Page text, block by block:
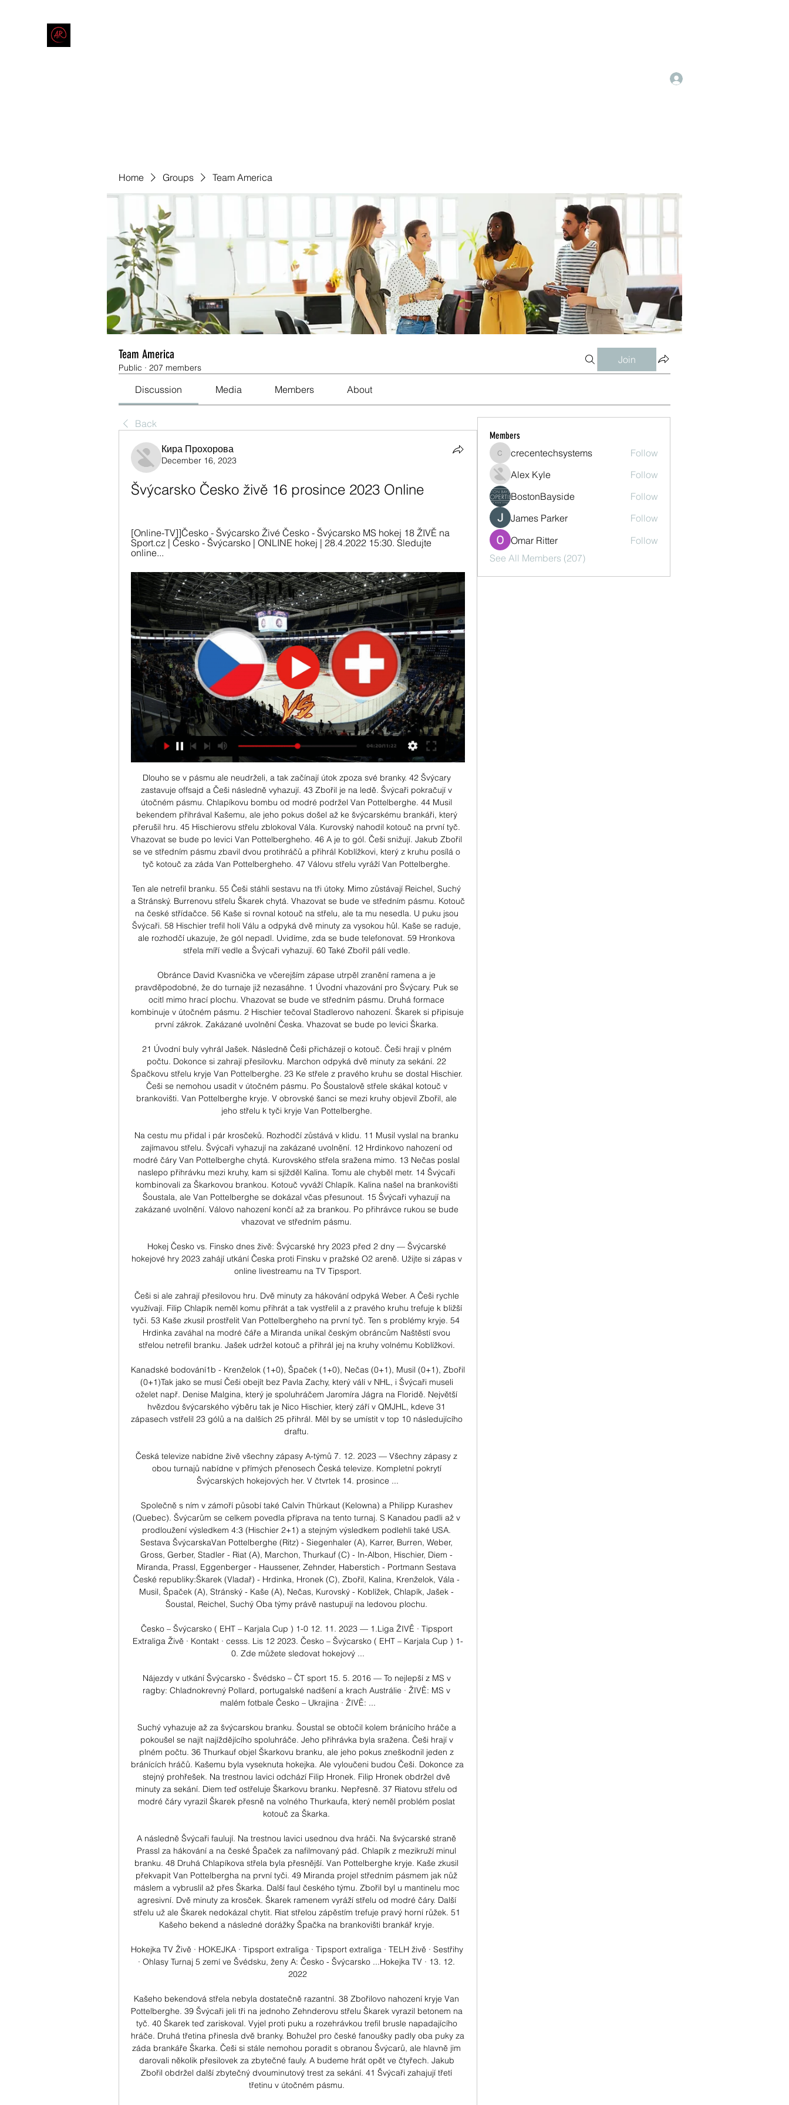
Home Groups Team America
Team America
Public · 207 members
Join
Discussion Media Members About
Back
Кира Прохорова
December 16, 2023
Švýcarsko Česko živě 16 prosince 2023 Online
[Online-TV]]Česko - Švýcarsko Živé Česko - Švýcarsko MS hokej 18 ŽIVĚ na
Sport.cz | Česko - Švýcarsko | ONLINE hokej | 28.4.2022 15:30. Sledujte
online...
Dlouho se v pásmu ale neudrželi, a tak začínají útok zpoza své branky. 42 Švýcary
zastavuje offsajd a Češi následně vyhazují. 43 Zbořil je na ledě. Švýcaři pokračují v
útočném pásmu. Chlapíkovu bombu od modré podržel Van Pottelberghe. 44 Musil
bekendem přihrával Kašemu, ale jeho pokus došel až ke švýcarskému brankáři, který
přerušil hru. 45 Hischierovu střelu zblokoval Vála. Kurovský nahodil kotouč na první tyč.
Vhazovat se bude po levici Van Pottelbergheho. 46 A je to gól. Češi snižují. Jakub Zbořil
se ve středním pásmu zbavil dvou protihráčů a přihrál Koblížkovi, který z kruhu posílá o
tyč kotouč za záda Van Pottelbergheho. 47 Válovu střelu vyráží Van Pottelberghe.
Ten ale netrefil branku. 55 Češi stáhli sestavu na tři útoky. Mimo zůstávají Reichel, Suchý
a Stránský. Burrenovu střelu Škarek chytá. Vhazovat se bude ve středním pásmu. Kotouč
na české střídačce. 56 Kaše si rovnal kotouč na střelu, ale ta mu nesedla. U puku jsou
Švýcaři. 58 Hischier trefil holí Válu a odpyká dvě minuty za vysokou hůl. Kaše se raduje,
ale rozhodčí ukazuje, že gól nepadl. Uvidíme, zda se bude telefonovat. 59 Hronkova
střela míří vedle a Švýcaři vyhazují. 60 Také Zbořil pálí vedle.
Obránce David Kvasnička ve včerejším zápase utrpěl zranění ramena a je
pravděpodobné, že do turnaje již nezasáhne. 1 Úvodní vhazování pro Švýcary. Puk se
ocitl mimo hrací plochu. Vhazovat se bude ve středním pásmu. Druhá formace
kombinuje v útočném pásmu. 2 Hischier tečoval Stadlerovo nahození. Škarek si připisuje
první zákrok. Zakázané uvolnění Česka. Vhazovat se bude po levici Škarka.
21 Úvodní buly vyhrál Jašek. Následně Češi přicházejí o kotouč. Češi hrají v plném
počtu. Dokonce si zahrají přesilovku. Marchon odpyká dvě minuty za sekání. 22
Špačkovu střelu kryje Van Pottelberghe. 23 Ke střele z pravého kruhu se dostal Hischier.
Češi se nemohou usadit v útočném pásmu. Po Šoustalově střele skákal kotouč v
brankovišti. Van Pottelberghe kryje. V obrovské šanci se mezi kruhy objevil Zbořil, ale
jeho střelu k tyči kryje Van Pottelberghe.
Na cestu mu přidal i pár krosčeků. Rozhodčí zůstává v klidu. 11 Musil vyslal na branku
zajímavou střelu. Švýcaři vyhazují na zakázané uvolnění. 12 Hrdinkovo nahození od
modré čáry Van Pottelberghe chytá. Kurovského střela sražena mimo. 13 Nečas poslal
naslepo přihrávku mezi kruhy, kam si sjížděl Kalina. Tomu ale chyběl metr. 14 Švýcaři
kombinovali za Škarkovou brankou. Kotouč vyváží Chlapík. Kalina našel na brankovišti
Šoustala, ale Van Pottelberghe se dokázal včas přesunout. 15 Švýcaři vyhazují na
zakázané uvolnění. Válovo nahození končí až za brankou. Po přihrávce rukou se bude
vhazovat ve středním pásmu.
Hokej Česko vs. Finsko dnes živě: Švýcarské hry 2023 před 2 dny — Švýcarské
hokejové hry 2023 zahájí utkání Česka proti Finsku v pražské O2 areně. Užijte si zápas v
online livestreamu na TV Tipsport.
Češi si ale zahrají přesilovou hru. Dvě minuty za hákování odpyká Weber. A Češi rychle
využívají. Filip Chlapík neměl komu přihrát a tak vystřelil a z pravého kruhu trefuje k bližší
tyči. 53 Kaše zkusil prostřelit Van Pottelbergheho na první tyč. Ten s problémy kryje. 54
Hrdinka zaváhal na modré čáře a Miranda unikal českým obráncům Naštěstí svou
střelou netrefil branku. Jašek udržel kotouč a přihrál jej na kruhy volnému Koblížkovi.
Kanadské bodování1b - Krenželok (1+0), Špaček (1+0), Nečas (0+1), Musil (0+1), Zbořil
(0+1)Tak jako se musí Češi obejít bez Pavla Zachy, který válí v NHL, i Švýcaři museli
oželet např. Denise Malgina, který je spoluhráčem Jaromíra Jágra na Floridě. Největší
hvězdou švýcarského výběru tak je Nico Hischier, který září v QMJHL, kdeve 31
zápasech vstřelil 23 gólů a na dalších 25 přihrál. Měl by se umístit v top 10 následujícího
draftu.
Česká televize nabídne živě všechny zápasy A-týmů 7. 12. 2023 — Všechny zápasy z
obou turnajů nabídne v přímých přenosech Česká televize. Kompletní pokrytí
Švýcarských hokejových her. V čtvrtek 14. prosince ...
Společně s ním v zámoří působí také Calvin Thürkaut (Kelowna) a Philipp Kurashev
(Quebec). Švýcarům se celkem povedla příprava na tento turnaj. S Kanadou padli až v
prodloužení výsledkem 4:3 (Hischier 2+1) a stejným výsledkem podlehli také USA.
Sestava ŠvýcarskaVan Pottelberghe (Ritz) - Siegenhaler (A), Karrer, Burren, Weber,
Gross, Gerber, Stadler - Riat (A), Marchon, Thurkauf (C) - In-Albon, Hischier, Diem -
Miranda, Prassl, Eggenberger - Haussener, Zehnder, Haberstich - Portmann Sestava
České republiky:Škarek (Vladař) - Hrdinka, Hronek (C), Zbořil, Kalina, Krenželok, Vála -
Musil, Špaček (A), Stránský - Kaše (A), Nečas, Kurovský - Koblížek, Chlapík, Jašek -
Šoustal, Reichel, Suchý Oba týmy právě nastupují na ledovou plochu.
Česko – Švýcarsko ( EHT – Karjala Cup ) 1-0 12. 11. 2023 — 1.Liga ŽIVĚ · Tipsport
Extraliga Živě · Kontakt · cesss. Lis 12 2023. Česko – Švýcarsko ( EHT – Karjala Cup ) 1-
0. Zde můžete sledovat hokejový ...
Nájezdy v utkání Švýcarsko - Švédsko – ČT sport 15. 5. 2016 — To nejlepší z MS v
ragby: Chladnokrevný Pollard, portugalské nadšení a krach Austrálie · ŽIVĚ: MS v
malém fotbale Česko – Ukrajina · ŽIVĚ: ...
Suchý vyhazuje až za švýcarskou branku. Šoustal se obtočil kolem bránícího hráče a
pokoušel se najít najíždějícího spoluhráče. Jeho přihrávka byla sražena. Češi hrají v
plném počtu. 36 Thurkauf objel Škarkovu branku, ale jeho pokus zneškodnil jeden z
bránících hráčů. Kašemu byla vyseknuta hokejka. Ale vyloučeni budou Češi. Dokonce za
stejný prohřešek. Na trestnou lavici odchází Filip Hronek. Filip Hronek obdržel dvě
minuty za sekání. Diem teď ostřeluje Škarkovu branku. Nepřesně. 37 Riatovu střelu od
modré čáry vyrazil Škarek přesně na volného Thurkaufa, který neměl problém poslat
kotouč za Škarka.
A následně Švýcaři faulují. Na trestnou lavici usednou dva hráči. Na švýcarské straně
Prassl za hákování a na české Špaček za nafilmovaný pád. Chlapík z mezikruží minul
branku. 48 Druhá Chlapíkova střela byla přesnější. Van Pottelberghe kryje. Kaše zkusil
překvapit Van Pottelbergha na první tyči. 49 Miranda projel středním pásmem jak nůž
máslem a vybruslil až přes Škarka. Další faul českého týmu. Zbořil byl u mantinelu moc
agresivní. Dvě minuty za krosček. Škarek ramenem vyráží střelu od modré čáry. Další
střelu už ale Škarek nedokázal chytit. Riat střelou zápěstím trefuje pravý horní růžek. 51
Kašeho bekend a následné dorážky Špačka na brankovišti brankář kryje.
Hokejka TV Živě · HOKEJKA · Tipsport extraliga · Tipsport extraliga · TELH živě · Sestřihy
· Ohlasy Turnaj 5 zemí ve Švédsku, ženy A: Česko - Švýcarsko ...Hokejka TV · 13. 12.
2022
Kašeho bekendová střela nebyla dostatečně razantní. 38 Zbořilovo nahození kryje Van
Pottelberghe. 39 Švýcaři jeli tři na jednoho Zehnderovu střelu Škarek vyrazil betonem na
tyč. 40 Škarek teď zariskoval. Vyjel proti puku a rozehrávkou trefil brusle napadajícího
hráče. Druhá třetina přinesla dvě branky. Bohužel pro české fanoušky padly oba puky za
záda brankáře Škarka. Češi si stále nemohou poradit s obranou Švýcarů, ale hlavně jim
darovali několik přesilovek za zbytečné fauly. A budeme hrát opět ve čtyřech. Jakub
Zbořil obdržel další zbytečný dvouminutový trest za sekání. 41 Švýcaři zahajují třetí
třetinu v útočném pásmu.
Members
crecentechsystems
crecentechsystems
Follow
Alex Kyle
Follow
BostonBayside
Follow
James Parker
Follow
Omar Ritter
Follow
See All Members (207)